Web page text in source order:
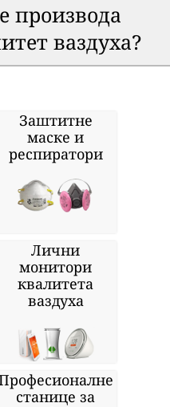
производа
ваздуха?
Заштитне
маске и
респиратори
Лични
монитори
квалитета
ваздуха
станице за